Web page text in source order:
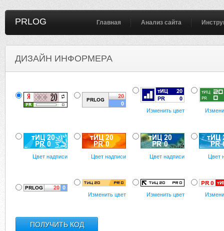
PRLOG Главная Анализ сайта
ДИЗАЙН ИНФОРМЕРА
Изменить цвет
Цвет надписи Цвет надписи Цвет надписи Цвет
Изменить цвет Изменить цвет